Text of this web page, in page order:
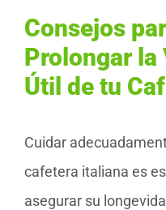
Consejos
Prolongar la
Útil de tu
Cuidar
cafetera italiana es
asegurar su